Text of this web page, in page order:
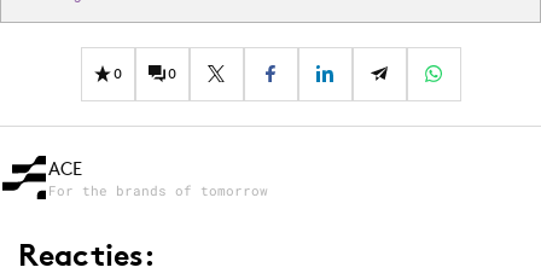
0 0
ACE
For the brands of tomorrow
Reacties: